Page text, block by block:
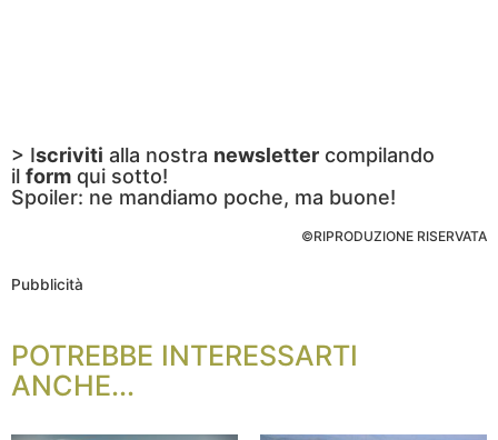
> Iscriviti alla nostra newsletter compilando
il form qui sotto!
Spoiler: ne mandiamo poche, ma buone!
©RIPRODUZIONE RISERVATA
Pubblicità
POTREBBE INTERESSARTI
ANCHE...